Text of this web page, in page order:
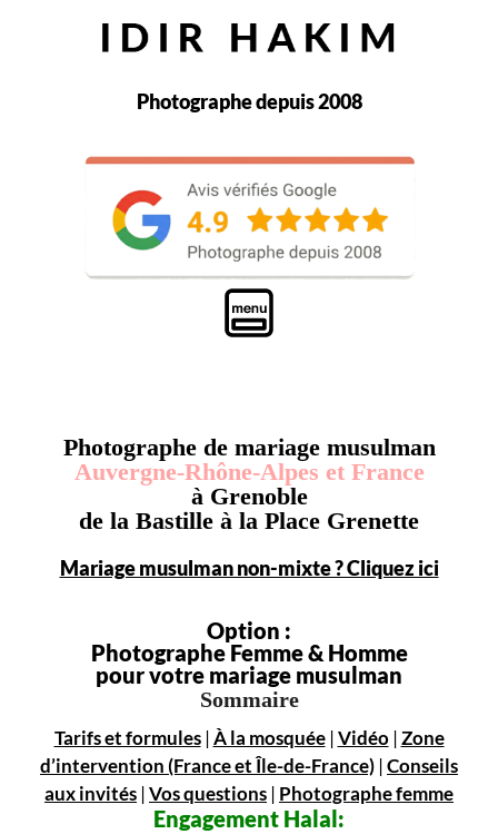
Photographe depuis 2008
Photographe de mariage musulman
Auvergne-Rhône-Alpes et France
à Grenoble
de la Bastille à la Place Grenette
Mariage musulman non-mixte ? Cliquez ici
Option :
Photographe Femme & Homme
pour votre mariage musulman
Sommaire
Tarifs et formules|À la mosquée|Vidéo|Zone
d’intervention (France et Île-de-France) |Conseils
aux invités |Vos questions | Photographe femme
Engagement Halal: